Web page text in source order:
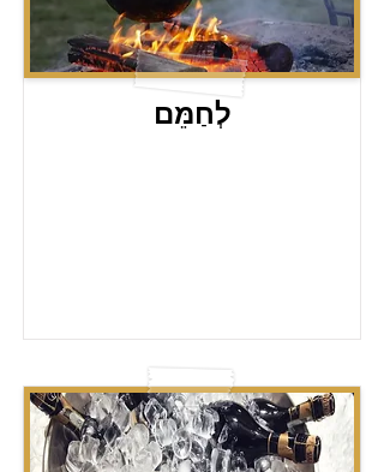
לְחַמֵּם